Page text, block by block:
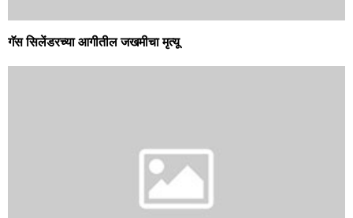
गॅस सिलेंडरच्या आगीतील जखमीचा मृत्यू